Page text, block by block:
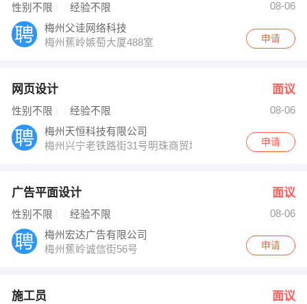
性别不限 经验不限
08-06
梅州父诖网络科技
梅州蕉岭嫉萄大厦488室
申请
网页设计 面议
性别不限 经验不限
08-06
梅州天恒科技有限公司
梅州兴宁老铁路街31号明珠商贸城后面
申请
广告平面设计 面议
性别不限 经验不限
08-06
梅州宏达广告有限公司
梅州蕉岭诚信街56号
申请
施工员 面议